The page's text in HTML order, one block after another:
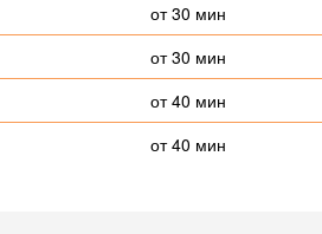
от 30 мин
от 30 мин
от 40 мин
от 40 мин